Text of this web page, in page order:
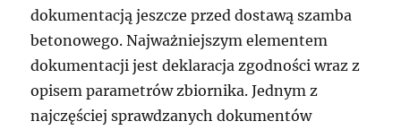
dokumentacją jeszcze przed dostawą szamba
betonowego. Najważniejszym elementem
dokumentacji jest deklaracja zgodności wraz z
opisem parametrów zbiornika. Jednym z
najczęściej sprawdzanych dokumentów